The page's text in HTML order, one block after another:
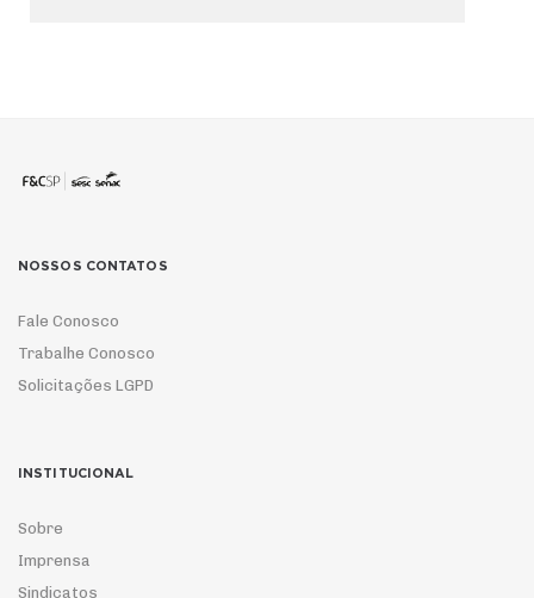
NOSSOS CONTATOS
Fale Conosco
Trabalhe Conosco
Solicitações LGPD
INSTITUCIONAL
Sobre
Imprensa
Sindicatos